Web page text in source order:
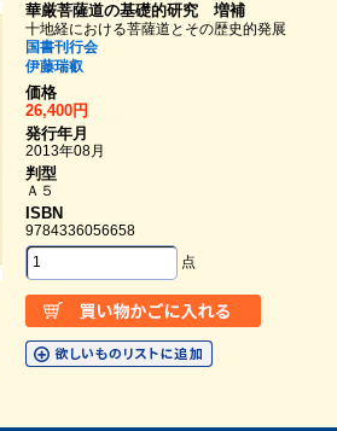
華厳菩薩道の基礎的研究 増補
十地経における菩薩道とその歴史的発展
国書刊行会
伊藤瑞叡
価格
26,400円
発行年月
2013年08月
判型
Ａ５
ISBN
9784336056658
点